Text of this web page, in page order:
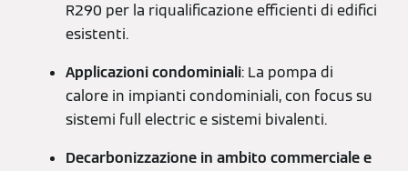
R290 per la riqualificazione efficienti di edifici
esistenti.
Applicazioni condominiali: La pompa di
calore in impianti condominiali, con focus su
sistemi full electric e sistemi bivalenti.
Decarbonizzazione in ambito commerciale e